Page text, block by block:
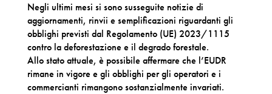
Negli ultimi mesi si sono susseguite notizie di
aggiornamenti, rinvii e semplificazioni riguardanti gli
obblighi previsti dal Regolamento (UE) 2023/1115
contro la deforestazione e il degrado forestale.
Allo stato attuale, è possibile affermare che l’EUDR
rimane in vigore e gli obblighi per gli operatori e i
commercianti rimangono sostanzialmente invariati.